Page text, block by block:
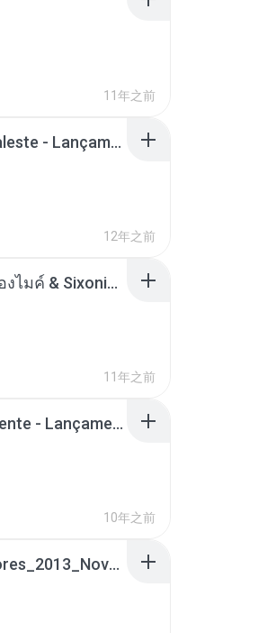
11年之前
Mc Tati Zaqui - Eterno Daleste - Lançamento 2014.mp3
12年之前
ตราบธุรีดิน - PMC ปู่จ๋านลองไมค์ & Sixonine ( Cover Version ).mp3
11年之前
Mc Nandinho Malandramente - Lançamento 2016.mp3
10年之前
Funk_Ostentação_Melhores_2013_Novas MC GUIME, MC LON, MC RODOLFINHO, MC NEGUINHO DO KAXETA, MC Leo Da Baixada, MC Boy Do CHarmes.mp3